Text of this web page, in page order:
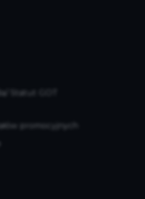
Statut GOT
promocyjnych